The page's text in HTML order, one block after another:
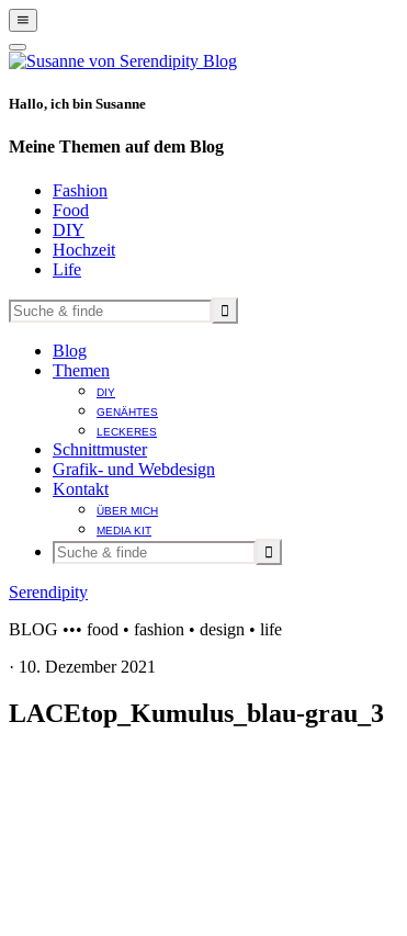
Show
Offscreen
Content
Hide
Offscreen
Hallo, ich bin Susanne
Meine Themen auf dem Blog
Fashion
Food
DIY
Hochzeit
Life
Blog
Themen
DIY
GENÄHTES
LECKERES
Schnittmuster
Grafik- und Webdesign
Kontakt
ÜBER MICH
MEDIA KIT
Serendipity
BLOG ••• food • fashion • design • life
· 10. Dezember 2021
LACEtop_Kumulus_blau-grau_3